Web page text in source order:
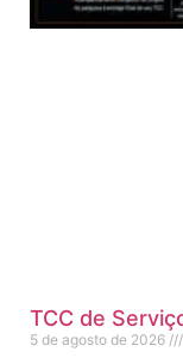
TCC de
5 de agosto de 2026